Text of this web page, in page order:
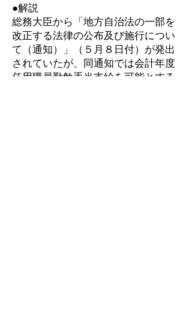
●解説
総務大臣から「地方自治法の一部を
改正する法律の公布及び施行につい
て（通知）」（５月８日付）が発出
されていたが、同通知では会計年度
任用職員勤勉手当支給を可能とする